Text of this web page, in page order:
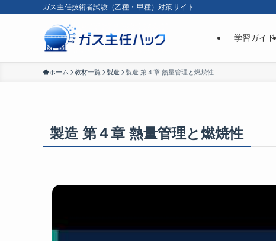
ガス主任技術者試験（乙種・甲種）対策サイト
学習ガイド
ホーム 教材一覧 製造 製造 第４章 熱量管理と燃焼性
製造 第４章 熱量管理と燃焼性